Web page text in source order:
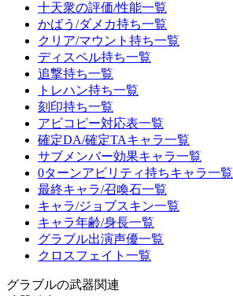
十天衆の評価/性能一覧
かばう/ダメカ持ち一覧
クリア/マウント持ち一覧
ディスペル持ち一覧
追撃持ち一覧
トレハン持ち一覧
刻印持ち一覧
アビコピー対応表一覧
確定DA/確定TAキャラ一覧
サブメンバー効果キャラ一覧
0ターンアビリティ持ちキャラ一覧
最終キャラ/召喚石一覧
キャラ/ジョブスキン一覧
キャラ年齢/身長一覧
グラブル出演声優一覧
クロスフェイト一覧
グラブルの武器関連